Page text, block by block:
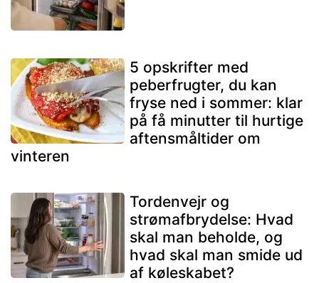
5 opskrifter med
peberfrugter, du kan
fryse ned i sommer: klar
på få minutter til hurtige
aftensmåltider om
vinteren
Tordenvejr og
strømafbrydelse: Hvad
skal man beholde, og
hvad skal man smide ud
af køleskabet?